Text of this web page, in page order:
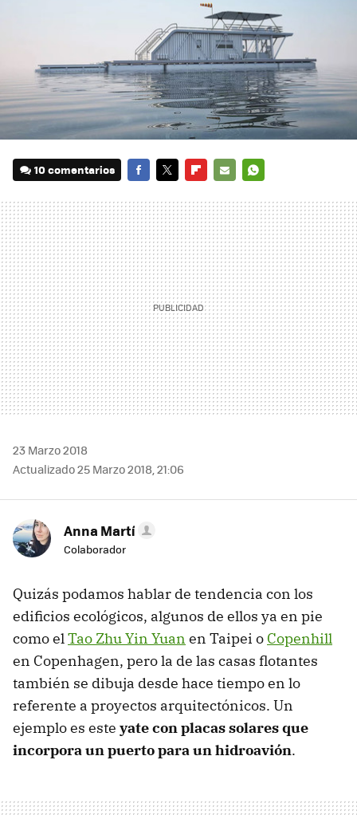
10 comentarios
MAIL
23 Marzo 2018
Actualizado 25 Marzo 2018, 21:06
Anna Martí
Colaborador
Quizás podamos hablar de tendencia con los
edificios ecológicos, algunos de ellos ya en pie
como el Tao Zhu Yin Yuan en Taipei o Copenhill
en Copenhagen, pero la de las casas flotantes
también se dibuja desde hace tiempo en lo
referente a proyectos arquitectónicos. Un
ejemplo es este yate con placas solares que
incorpora un puerto para un hidroavión.